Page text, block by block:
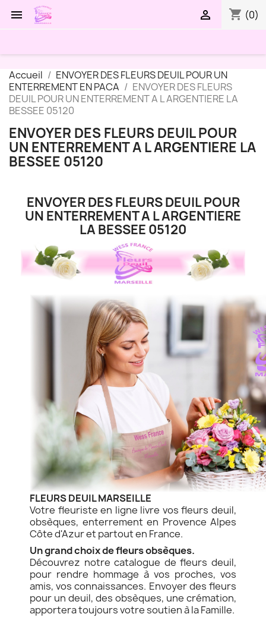
 shopping_cart (0)

Accueil
ENVOYER DES FLEURS DEUIL POUR UN
ENTERREMENT EN PACA
ENVOYER DES FLEURS
DEUIL POUR UN ENTERREMENT A L ARGENTIERE LA
BESSEE 05120
ENVOYER DES FLEURS DEUIL POUR
UN ENTERREMENT A L ARGENTIERE LA
BESSEE 05120
ENVOYER DES FLEURS DEUIL POUR
UN ENTERREMENT A L ARGENTIERE
LA BESSEE 05120
FLEURS DEUIL MARSEILLE
Votre fleuriste en ligne livre vos fleurs deuil,
obsèques, enterrement en Provence Alpes
Côte d'Azur et partout en France.
Un grand choix de fleurs obsèques.
Découvrez notre catalogue de fleurs deuil,
pour rendre hommage à vos proches, vos
amis, vos connaissances. Envoyer des fleurs
pour un deuil, des obsèques, une crémation,
apportera toujours votre soutien à la Famille.